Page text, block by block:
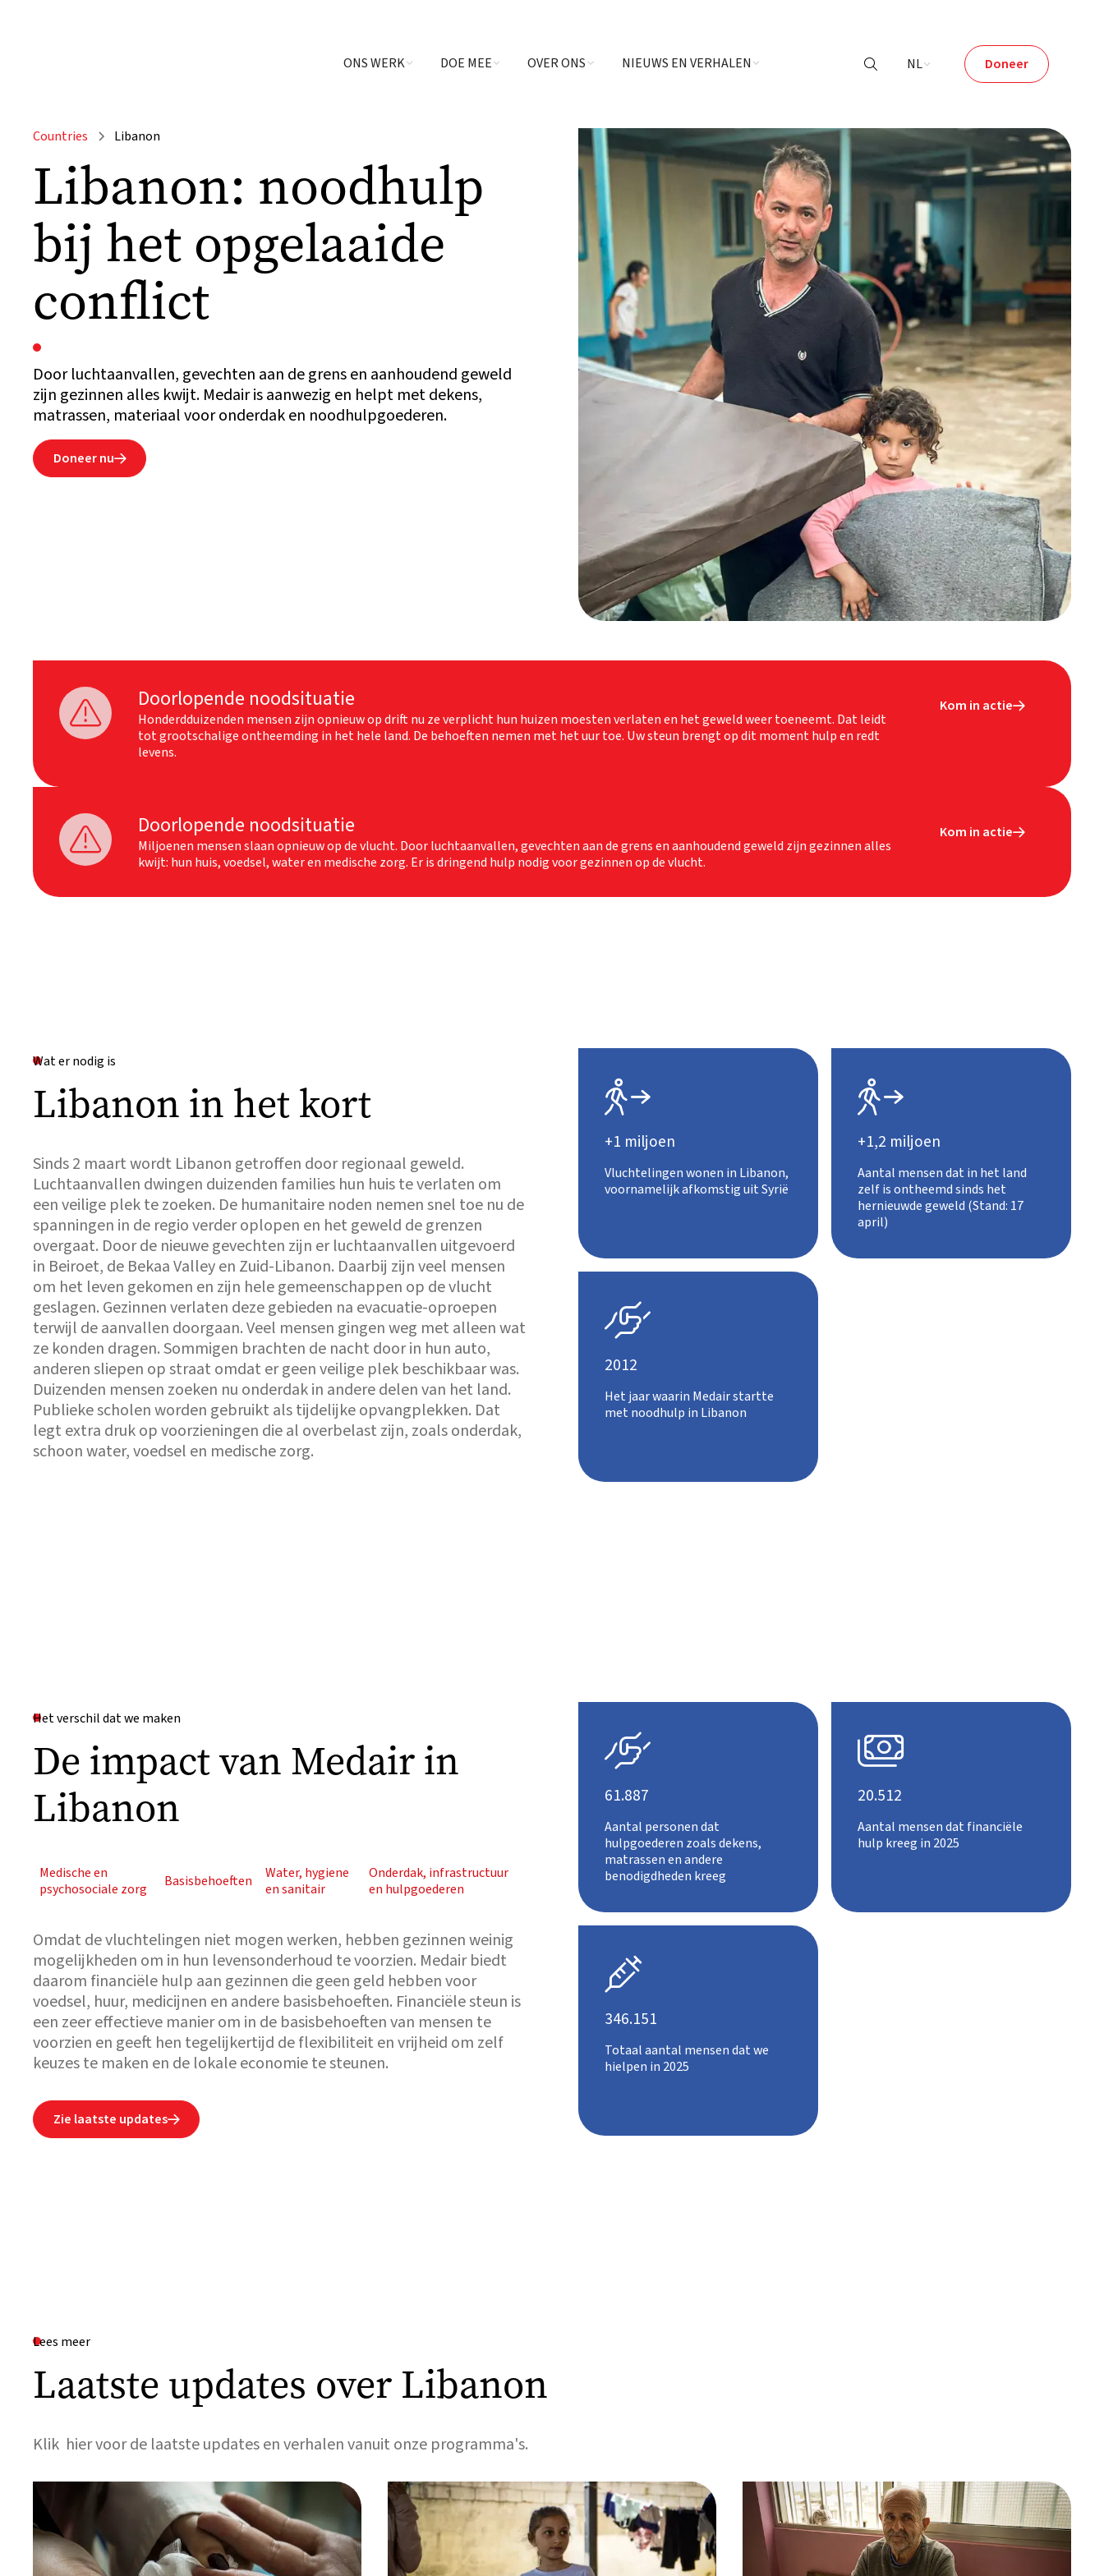
ONS WERK DOE MEE OVER ONS NIEUWS EN VERHALEN  NL Doneer
Countries Libanon
Libanon: noodhulp
bij het opgelaaide
conflict
Door luchtaanvallen, gevechten aan de grens en aanhoudend geweld
zijn gezinnen alles kwijt. Medair is aanwezig en helpt met dekens,
matrassen, materiaal voor onderdak en noodhulpgoederen.
Doneer nu
 Doorlopende noodsituatie
Honderdduizenden mensen zijn opnieuw op drift nu ze verplicht hun huizen moesten verlaten en het geweld weer toeneemt. Dat leidt
tot grootschalige ontheemding in het hele land. De behoeften nemen met het uur toe. Uw steun brengt op dit moment hulp en redt
levens.
Kom in actie
 Doorlopende noodsituatie
Miljoenen mensen slaan opnieuw op de vlucht. Door luchtaanvallen, gevechten aan de grens en aanhoudend geweld zijn gezinnen alles
kwijt: hun huis, voedsel, water en medische zorg. Er is dringend hulp nodig voor gezinnen op de vlucht.
Kom in actie
Wat er nodig is
Libanon in het kort
Sinds 2 maart wordt Libanon getroffen door regionaal geweld.
Luchtaanvallen dwingen duizenden families hun huis te verlaten om
een veilige plek te zoeken. De humanitaire noden nemen snel toe nu de
spanningen in de regio verder oplopen en het geweld de grenzen
overgaat. Door de nieuwe gevechten zijn er luchtaanvallen uitgevoerd
in Beiroet, de Bekaa Valley en Zuid-Libanon. Daarbij zijn veel mensen
om het leven gekomen en zijn hele gemeenschappen op de vlucht
geslagen. Gezinnen verlaten deze gebieden na evacuatie-oproepen
terwijl de aanvallen doorgaan. Veel mensen gingen weg met alleen wat
ze konden dragen. Sommigen brachten de nacht door in hun auto,
anderen sliepen op straat omdat er geen veilige plek beschikbaar was.
Duizenden mensen zoeken nu onderdak in andere delen van het land.
Publieke scholen worden gebruikt als tijdelijke opvangplekken. Dat
legt extra druk op voorzieningen die al overbelast zijn, zoals onderdak,
schoon water, voedsel en medische zorg.

+1 miljoen
Vluchtelingen wonen in Libanon,
voornamelijk afkomstig uit Syrië

+1,2 miljoen
Aantal mensen dat in het land
zelf is ontheemd sinds het
hernieuwde geweld (Stand: 17
april)

2012
Het jaar waarin Medair startte
met noodhulp in Libanon
Het verschil dat we maken
De impact van Medair in
Libanon
Medische en
psychosociale zorg
Basisbehoeften
Water, hygiene
en sanitair
Onderdak, infrastructuur
en hulpgoederen
Omdat de vluchtelingen niet mogen werken, hebben gezinnen weinig
mogelijkheden om in hun levensonderhoud te voorzien. Medair biedt
daarom financiële hulp aan gezinnen die geen geld hebben voor
voedsel, huur, medicijnen en andere basisbehoeften. Financiële steun is
een zeer effectieve manier om in de basisbehoeften van mensen te
voorzien en geeft hen tegelijkertijd de flexibiliteit en vrijheid om zelf
keuzes te maken en de lokale economie te steunen.
Zie laatste updates

61.887
Aantal personen dat
hulpgoederen zoals dekens,
matrassen en andere
benodigdheden kreeg

20.512
Aantal mensen dat financiële
hulp kreeg in 2025

346.151
Totaal aantal mensen dat we
hielpen in 2025
Lees meer
Laatste updates over Libanon
Klik hier voor de laatste updates en verhalen vanuit onze programma's.